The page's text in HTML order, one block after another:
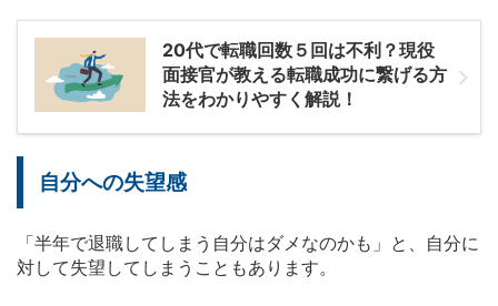
20代で転職回数５回は不利？現役
面接官が教える転職成功に繋げる方
法をわかりやすく解説！
自分への失望感
「半年で退職してしまう自分はダメなのかも」と、自分に
対して失望してしまうこともあります。